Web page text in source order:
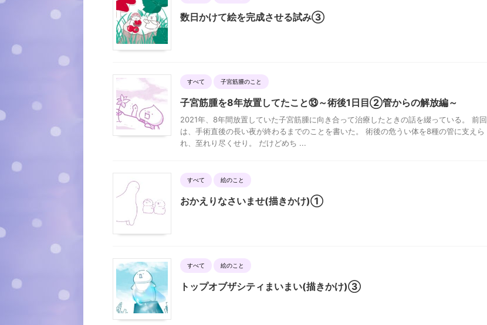
数日かけて絵を完成させる試み③
すべて 子宮筋腫のこと
子宮筋腫を8年放置してたこと⑬～術後1日目②管からの解放編～
2021年、8年間放置していた子宮筋腫に向き合って治療したときの話を綴っている。 前回
は、手術直後の長い夜が終わるまでのことを書いた。 術後の危うい体を8種の管に支えら
れ、至れり尽くせり。 だけどめち ...
すべて 絵のこと
おかえりなさいませ(描きかけ)①
すべて 絵のこと
トップオブザシティまいまい(描きかけ)③